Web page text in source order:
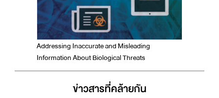
Addressing Inaccurate and Misleading
Information About Biological Threats
ข่าวสารที่่คล้ายกัน